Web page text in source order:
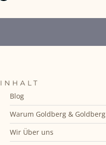
INHALT
Blog
Warum Goldberg & Goldberg
Wir Über uns